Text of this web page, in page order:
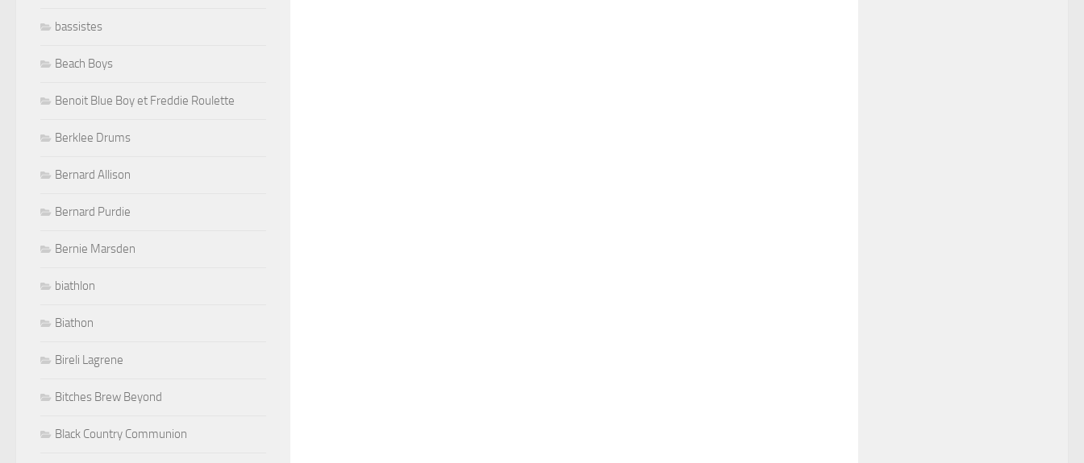
bassistes
Beach Boys
Benoit Blue Boy et Freddie Roulette
Berklee Drums
Bernard Allison
Bernard Purdie
Bernie Marsden
biathlon
Biathon
Bireli Lagrene
Bitches Brew Beyond
Black Country Communion